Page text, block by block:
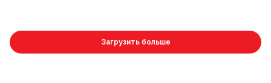
Загрузить больше